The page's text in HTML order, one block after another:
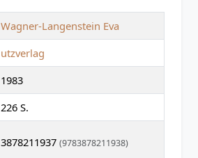
Wagner-Langenstein Eva
utzverlag
1983
226 S.
3878211937 (9783878211938)